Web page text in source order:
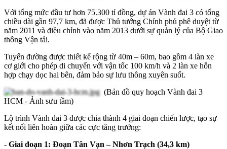
Với tổng mức đầu tư hơn 75.300 tỉ đồng, dự án Vành đai 3 có tổng
chiều dài gần 97,7 km, đã được Thủ tướng Chính phủ phê duyệt từ
năm 2011 và điều chỉnh vào năm 2013 dưới sự quản lý của Bộ Giao
thông Vận tải.
Tuyến đường được thiết kế rộng từ 40m – 60m, bao gồm 4 làn xe
cơ giới cho phép di chuyển với vận tốc 100 km/h và 2 làn xe hỗn
hợp chạy dọc hai bên, đảm bảo sự lưu thông xuyên suốt.
(Bản đồ quy hoạch Vành đai 3
HCM - Ảnh sưu tầm)
Lộ trình Vành đai 3 được chia thành 4 giai đoạn chiến lược, tạo sự
kết nối liên hoàn giữa các cực tăng trưởng:
- Giai đoạn 1: Đoạn Tân Vạn – Nhơn Trạch (34,3 km)